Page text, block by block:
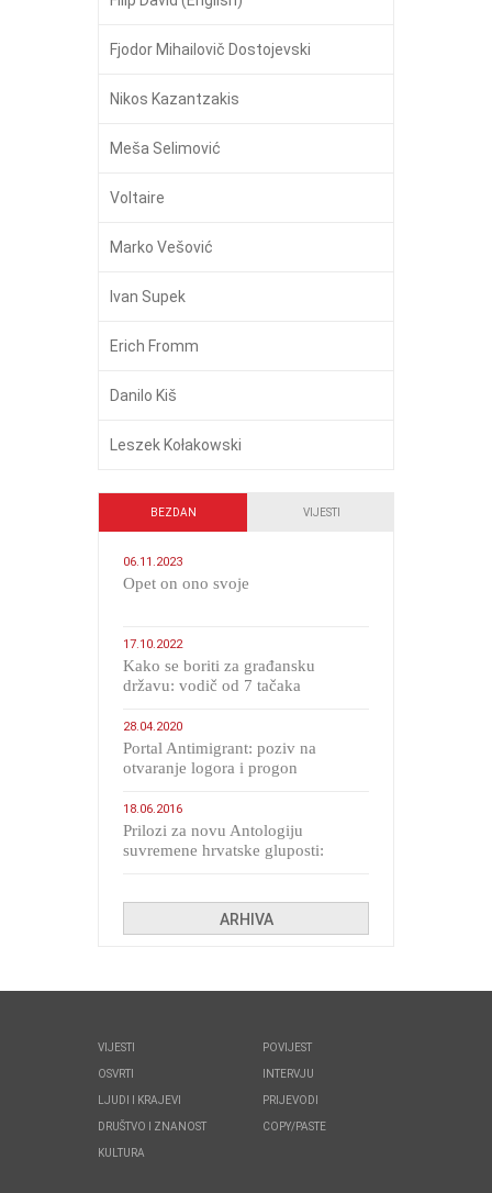
Fjodor Mihailovič Dostojevski
Nikos Kazantzakis
Meša Selimović
Voltaire
Marko Vešović
Ivan Supek
Erich Fromm
Danilo Kiš
Leszek Kołakowski
BEZDAN VIJESTI
06.11.2023
​Opet on ono svoje
17.10.2022
Kako se boriti za građansku
državu: vodič od 7 tačaka
28.04.2020
Portal Antimigrant: poziv na
otvaranje logora i progon
18.06.2016
Prilozi za novu Antologiju
suvremene hrvatske gluposti:
ARHIVA
VIJESTI
OSVRTI
LJUDI I KRAJEVI
DRUŠTVO I ZNANOST
KULTURA
POVIJEST
INTERVJU
PRIJEVODI
COPY/PASTE